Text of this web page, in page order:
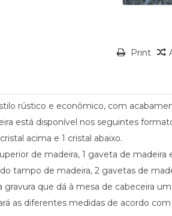
Print
rústico e econômico, com
está disponível nos seguintes
acima e 1 cristal abaixo.
de madeira, 1 gaveta de madeira
tampo de madeira, 2 gavetas de
que dá à mesa de cabeceira
as diferentes medidas de acordo